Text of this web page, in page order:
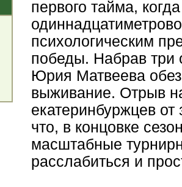
первого тайма,
психологическим
победы. Набрав три
Юрия Матвеева
выживание. Отрыв
екатеринбуржцев от
что, в концовке
масштабные
расслабиться и